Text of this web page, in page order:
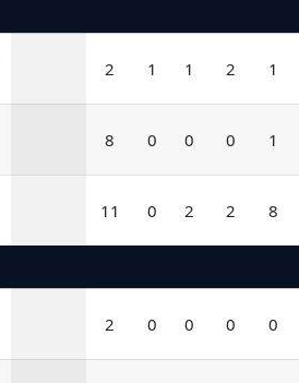
2 1 1 2 1
8 0 0 0 1
11 0 2 2 8
2 0 0 0 0